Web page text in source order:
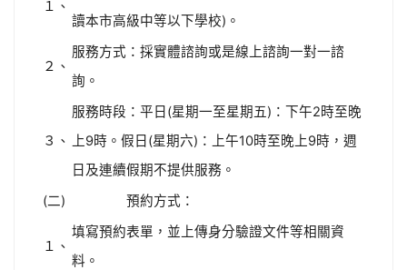
１、
讀本市高級中等以下學校)。
２、
服務方式：採實體諮詢或是線上諮詢一對一諮
詢。
３、
服務時段：平日(星期一至星期五)：下午2時至晚
上9時。假日(星期六)：上午10時至晚上9時，週
日及連續假期不提供服務。
(二)
預約方式：
１、
填寫預約表單，並上傳身分驗證文件等相關資
料。